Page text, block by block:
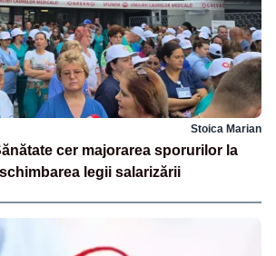
Stoica Marian
cer majorarea sporurilor la
legii salarizării